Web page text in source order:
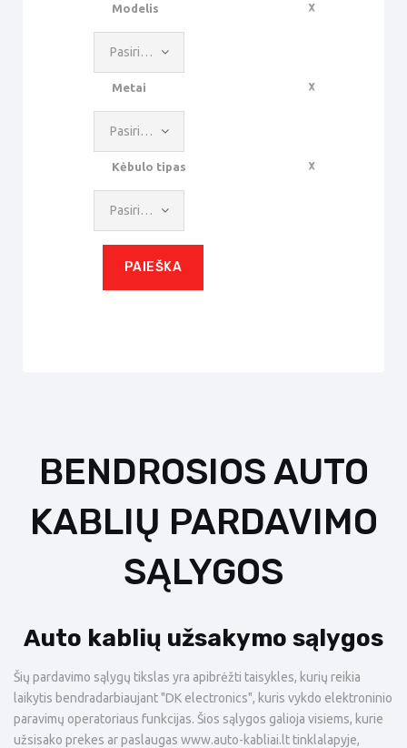
Modelis
Pasirinkite reikšmę
Metai
Pasirinkite reikšmę
Kėbulo tipas
Pasirinkite reikšmę
PAIEŠKA
BENDROSIOS AUTO
KABLIŲ PARDAVIMO
SĄLYGOS
Auto kablių užsakymo sąlygos
Šių pardavimo sąlygų tikslas yra apibrėžti taisykles, kurių reikia
laikytis bendradarbiaujant "DK electronics", kuris vykdo elektroninio
paravimų operatoriaus funkcijas. Šios sąlygos galioja visiems, kurie
užsisako prekes ar paslaugas www.auto-kabliai.lt tinklalapyje,